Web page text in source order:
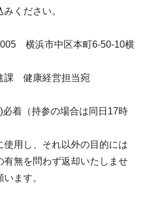
ください。
横浜市中区本町6-50-10横
課 健康経営担当宛
着（持参の場合は同日17時
用し、それ以外の目的には
無を問わず返却いたしませ
ます。